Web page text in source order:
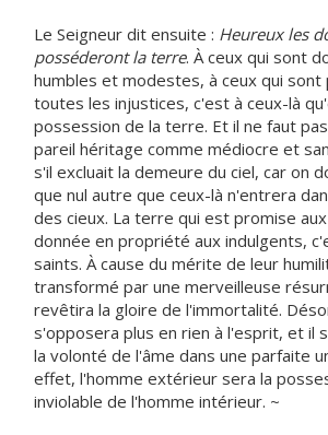
Le Seigneur dit ensuite : Heureux les
posséderont la terre. À ceux qui sont
humbles et modestes, à ceux qui
toutes les injustices, c'est à ceux-là
possession de la terre. Et il ne faut
pareil héritage comme médiocre et
s'il excluait la demeure du ciel, car on
que nul autre que ceux-là n'entrera
des cieux. La terre qui est promise
donnée en propriété aux indulgents,
saints. À cause du mérite de leur
transformé par une merveilleuse
revêtira la gloire de l'immortalité.
s'opposera plus en rien à l'esprit, et il
la volonté de l'âme dans une parfaite
effet, l'homme extérieur sera la
inviolable de l'homme intérieur. ~